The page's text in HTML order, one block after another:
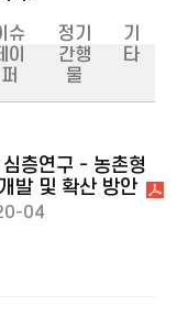
슈
이
퍼
정기
간행
물
기
타
층연구 - 농촌형
발 및 확산 방안
04